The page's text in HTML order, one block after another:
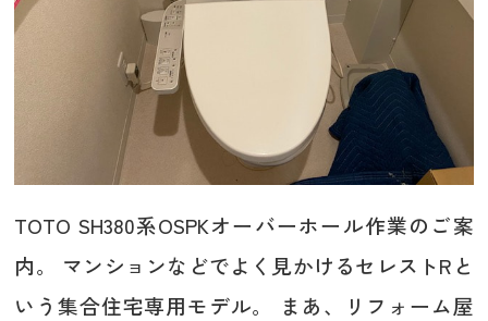
TOTO SH380系OSPKオーバーホール作業のご案
内。 マンションなどでよく見かけるセレストRと
いう集合住宅専用モデル。 まあ、リフォーム屋